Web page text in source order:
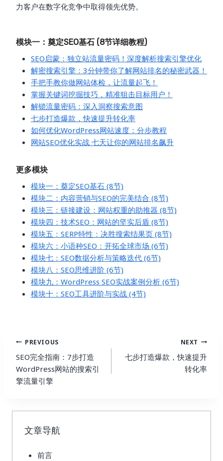
力客户在数字化竞争中取得领先优势。
模块一：奠定SEO基石 (8节详细教程)
SEO启蒙：独立站流量密码！深度解析搜索引擎优化
解密搜索引擎：3分钟带你了解网站排名的秘密武器！
手把手教你做网站体检，让流量起飞！
掌握关键词挖掘技巧，精准狙击目标用户！
解锁流量密码：深入洞察搜索意图
七步打造爆款，快速提升转化率
如何优化WordPress网站速度：分步教程
网站SEO优化实战 七天让你的网站排名飙升
更多模块
模块一：奠定SEO基石 (8节)
模块二：内容营销与SEO的完美结合 (8节)
模块三：链接建设：网站权重的助推器 (8节)
模块四：技术SEO：网站的坚实后盾 (8节)
模块五：SERP特性：决胜搜索结果页 (8节)
模块六：小语种SEO：开拓全球市场 (6节)
模块七：SEO数据分析与策略迭代 (6节)
模块八：SEO思维进阶 (6节)
模块九：WordPress SEO实战案例分析 (6节)
模块十：SEO工具进阶与实战 (4节)
Post
Navigation
PREVIOUS
SEO完全指南：7步打造
WordPress网站的搜索引
擎流量引擎
NEXT
七步打造爆款，快速提升
转化率
文章导航
前言